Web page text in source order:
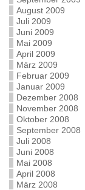
August 2009
Juli 2009
Juni 2009
Mai 2009
April 2009
März 2009
Februar 2009
Januar 2009
Dezember 2008
November 2008
Oktober 2008
September 2008
Juli 2008
Juni 2008
Mai 2008
April 2008
März 2008